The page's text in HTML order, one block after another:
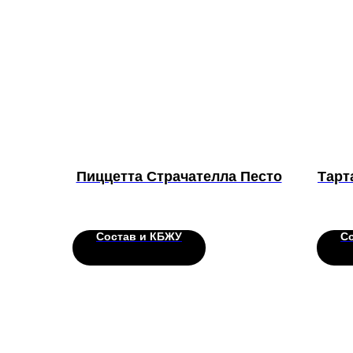
Пиццетта Страчателла Песто
Состав и КБЖУ